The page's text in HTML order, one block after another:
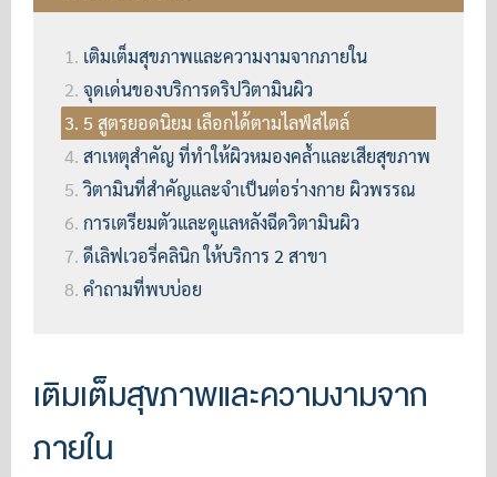
เติมเต็มสุขภาพและความงามจากภายใน
จุดเด่นของบริการดริปวิตามินผิว
5 สูตรยอดนิยม เลือกได้ตามไลฟ์สไตล์
สาเหตุสำคัญ ที่ทำให้ผิวหมองคล้ำและเสียสุขภาพ
วิตามินที่สำคัญและจำเป็นต่อร่างกาย ผิวพรรณ
การเตรียมตัวและดูแลหลังฉีดวิตามินผิว
ดีเลิฟเวอรี่คลินิก ให้บริการ 2 สาขา
คำถามที่พบบ่อย
เติมเต็มสุขภาพและความงามจาก
ภายใน